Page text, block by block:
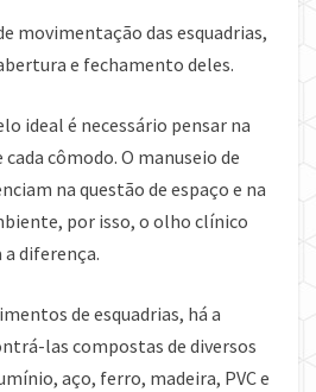
movimentação das esquadrias,
e fechamento deles.
ideal é necessário pensar na
cômodo. O manuseio de
na questão de espaço e na
por isso, o olho clínico
diferença.
de esquadrias, há a
las compostas de diversos
aço, ferro, madeira, PVC e